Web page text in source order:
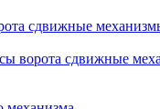
сдвижные
ворота сдвижные